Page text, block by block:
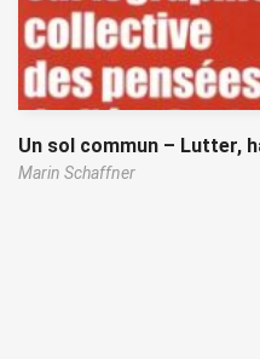
Un sol commun – Lutter,
Marin Schaffner